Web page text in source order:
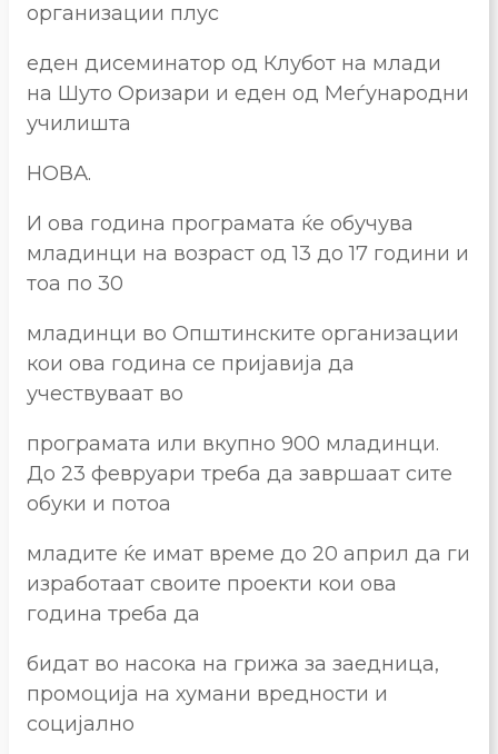
организации плус
еден дисеминатор од Клубот на млади
на Шуто Оризари и еден од Меѓународни
училишта
НОВА.
И ова година програмата ќе обучува
младинци на возраст од 13 до 17 години и
тоа по 30
младинци во Општинските организации
кои ова година се пријавија да
учествуваат во
програмата или вкупно 900 младинци.
До 23 февруари треба да завршаат сите
обуки и потоа
младите ќе имат време до 20 април да ги
изработаат своите проекти кои ова
година треба да
бидат во насока на грижа за заедница,
промоција на хумани вредности и
социјално